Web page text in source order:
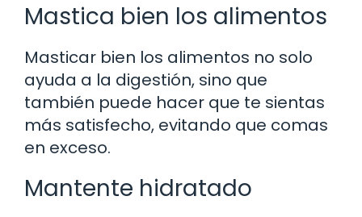
Mastica bien los alimentos
Masticar bien los alimentos no solo
ayuda a la digestión, sino que
también puede hacer que te sientas
más satisfecho, evitando que comas
en exceso.
Mantente hidratado